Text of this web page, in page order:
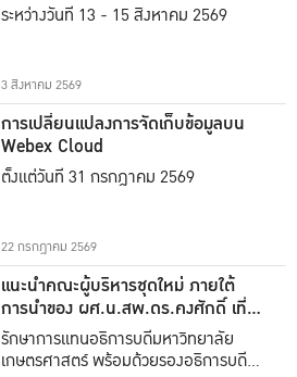
ระหว่างวันที่ 13 - 15 สิงหาคม 2569
3 สิงหาคม 2569
การเปลี่ยนแปลงการจัดเก็บข้อมูลบน
Webex Cloud
ตั้งแต่วันที่ 31 กรกฎาคม 2569
22 กรกฎาคม 2569
แนะนำคณะผู้บริหารชุดใหม่ ภายใต้
การนำของ ผศ.น.สพ.ดร.คงศักดิ์ เที่ยง
ธรรม
รักษาการแทนอธิการบดีมหาวิทยาลัย
เกษตรศาสตร์ พร้อมด้วยรองอธิการบดีทั้ง